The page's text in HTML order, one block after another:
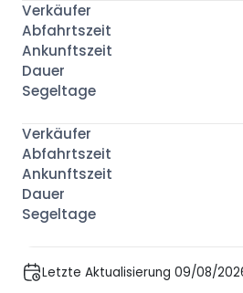
Letzte Aktualisierung 09/08/